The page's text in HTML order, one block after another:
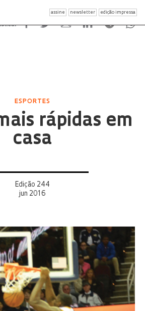
assine newsletter edição impressa
ESPORTES
rápidas em
casa
Edição 244
jun 2016